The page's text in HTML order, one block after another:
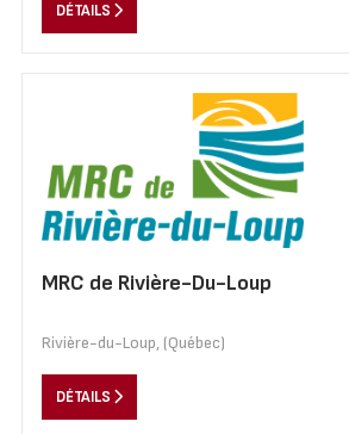
DÉTAILS
MRC de Rivière-Du-Loup
Rivière-du-Loup, (Québec)
DÉTAILS